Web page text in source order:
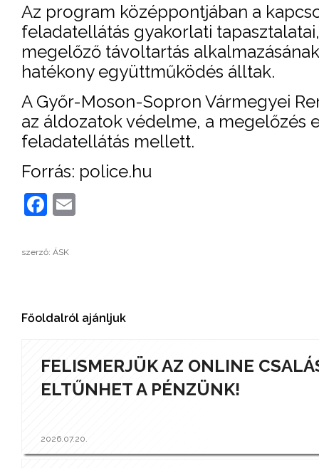
Az program középpontjában a
feladatellátás gyakorlati
megelőző távoltartás
hatékony együttműködés álltak.
A Győr-Moson-Sopron Vármegyei
az áldozatok védelme, a megelőzés
feladatellátás mellett.
Forrás: police.hu
Facebook
szerző: ÁSK
Főoldalról ajánljuk
FELISMERJÜK AZ ONLINE
ELTŰNHET A PÉNZÜNK!
2026.07.20.